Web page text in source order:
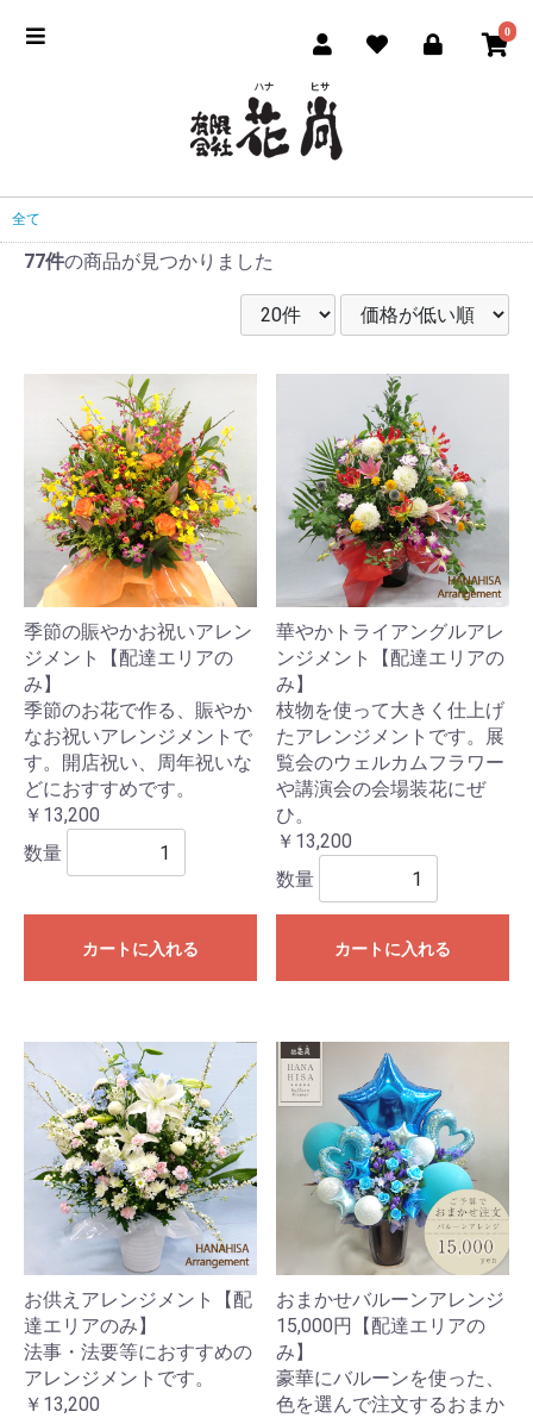
0
全て
77件の商品が見つかりました
季節の賑やかお祝いアレン
ジメント【配達エリアの
み】
季節のお花で作る、賑やか
なお祝いアレンジメントで
す。開店祝い、周年祝いな
どにおすすめです。
￥13,200
数量
カートに入れる
華やかトライアングルアレ
ンジメント【配達エリアの
み】
枝物を使って大きく仕上げ
たアレンジメントです。展
覧会のウェルカムフラワー
や講演会の会場装花にぜ
ひ。
￥13,200
数量
カートに入れる
お供えアレンジメント【配
達エリアのみ】
法事・法要等におすすめの
アレンジメントです。
￥13,200
おまかせバルーンアレンジ
15,000円【配達エリアの
み】
豪華にバルーンを使った、
色を選んで注文するおまか